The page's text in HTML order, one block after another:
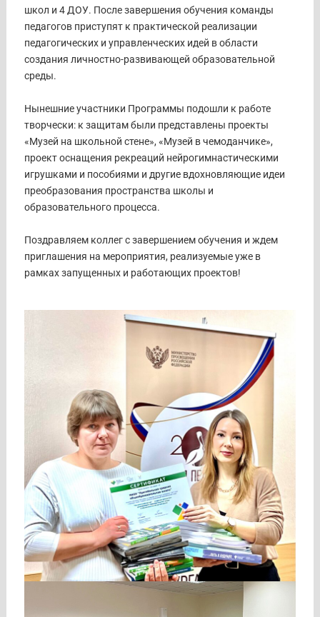
школ и 4 ДОУ. После завершения обучения команды
педагогов приступят к практической реализации
педагогических и управленческих идей в области
создания личностно-развивающей образовательной
среды.
Нынешние участники Программы подошли к работе
творчески: к защитам были представлены проекты
«Музей на школьной стене», «Музей в чемоданчике»,
проект оснащения рекреаций нейрогимнастическими
игрушками и пособиями и другие вдохновляющие идеи
преобразования пространства школы и
образовательного процесса.
Поздравляем коллег с завершением обучения и ждем
приглашения на мероприятия, реализуемые уже в
рамках запущенных и работающих проектов!